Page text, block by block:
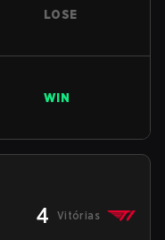
LOSE
WIN
4 Vitórias